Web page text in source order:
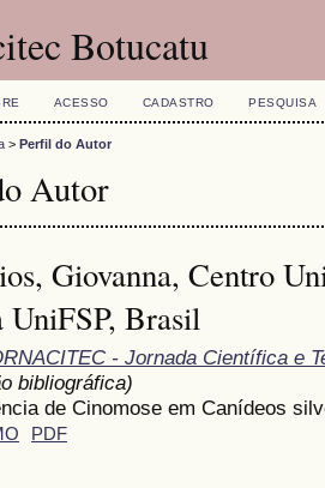
Botucatu
ACESSO CADASTRO PESQUISA
> Perfil do Autor
Autor
Giovanna, Centro
UniFSP, Brasil
- Jornada Científica e
bibliográfica)
de Cinomose em Canídeos
PDF